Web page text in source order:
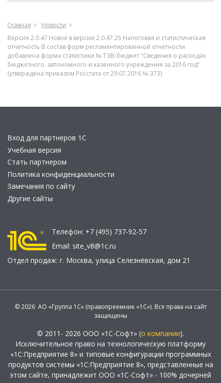
Главная
Новости
Версия 2.0.47 Новое в версии 2.0.47.25 Налоговая и статистическая
отчетность В состав форм регламентированной отчетности
добавлена форма статистики № ТЗВ-бюджет "Сведения о расходах
бюджетного, автономного и казенного учреждения за 2016 год"
(утверждена приказом Росстата от 29.07.2016 № 373)
Вход для партнеров 1С
Учебная версия
Стать партнером
Политика конфиденциальности
Замечания по сайту
Другие сайты
Телефон: +7 (495) 737-92-57
Email: site_v8@1c.ru
Отдел продаж: г. Москва, улица Селезнёвская, дом 21
© 2026 АО «Группа 1С» (правопреемник «1С»). Все права на сайт
защищены
© 2011- 2026 ООО «1С-Софт» (о компании).
Исключительное право на технологическую платформу
«1С:Предприятие 8» и типовые конфигурации программных
продуктов системы «1С:Предприятие 8», представленные на
этом сайте, принадлежит ООО «1С-Софт» - 100% дочерней